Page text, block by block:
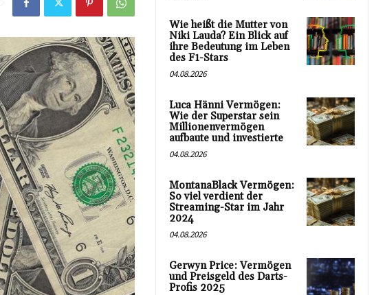
Wie heißt die Mutter von
Niki Lauda? Ein Blick auf
ihre Bedeutung im Leben
des F1-Stars
04.08.2026
Luca Hänni Vermögen:
Wie der Superstar sein
Millionenvermögen
aufbaute und investierte
04.08.2026
MontanaBlack Vermögen:
So viel verdient der
Streaming-Star im Jahr
2024
04.08.2026
Gerwyn Price: Vermögen
und Preisgeld des Darts-
Profis 2025